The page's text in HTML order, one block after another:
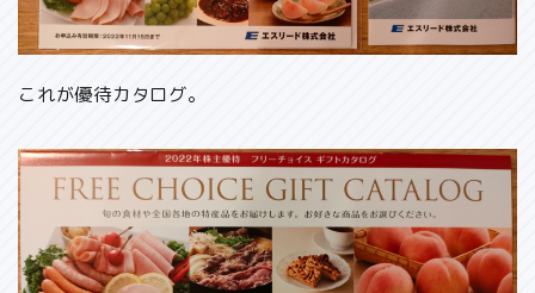
これが優待カタログ。